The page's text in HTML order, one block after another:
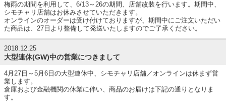
梅雨の期間を利用して、6/13～26の期間、店舗改装を行います。期間中、
シモチャリ店舗はお休みさせていただきます。
オンラインのオーダーは受け付けておりますが、期間中にご注文いただい
た商品は、27日より整備して発送いたしますのでご了承ください。
2018.12.25
大型連休(GW)中の営業につきまして
4月27日～5月6日の大型連休中、シモチャリ店舗／オンラインは休まず営
業します。
倉庫および金融機関の休業に伴い、商品のお届けは下記の通りとなりま
す。